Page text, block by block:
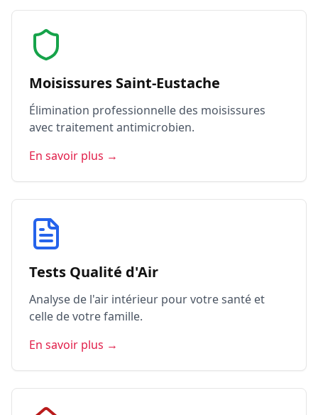
Moisissures Saint-Eustache
Élimination professionnelle des moisissures
avec traitement antimicrobien.
En savoir plus →
Tests Qualité d'Air
Analyse de l'air intérieur pour votre santé et
celle de votre famille.
En savoir plus →